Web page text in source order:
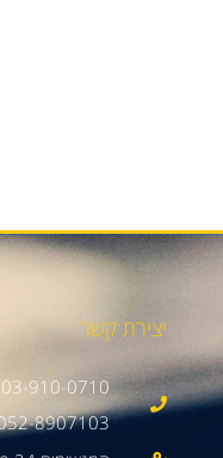
יצירת קשר
03-910-0710
052-8907103